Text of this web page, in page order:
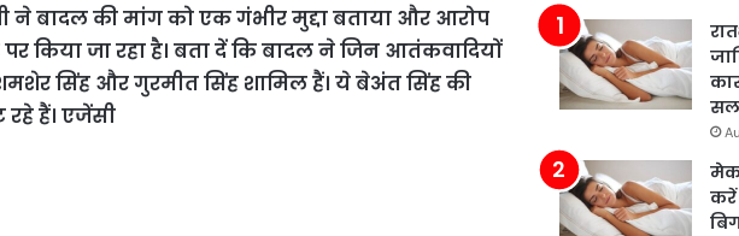
ने बादल की मांग को एक गंभीर मुद्दा बताया और आरोप
किया जा रहा है। बता दें कि बादल ने जिन आतंकवादियों
सिंह और गुरमीत सिंह शामिल हैं। ये बेअंत सिंह की
हैं। एजेंसी
करें